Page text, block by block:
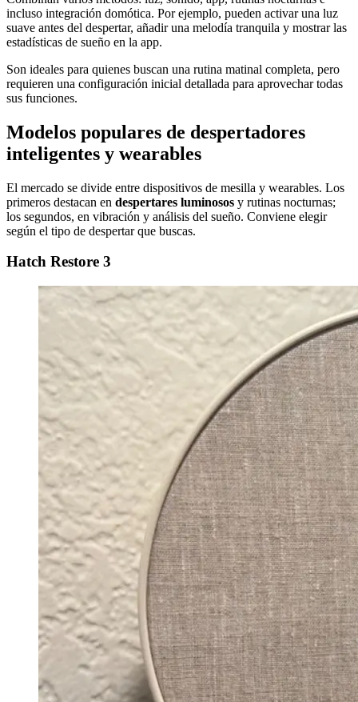
incluso integración domótica. Por ejemplo, pueden activar una luz
suave antes del despertar, añadir una melodía tranquila y mostrar las
estadísticas de sueño en la app.
Son ideales para quienes buscan una rutina matinal completa, pero
requieren una configuración inicial detallada para aprovechar todas
sus funciones.
Modelos populares de despertadores
inteligentes y wearables
El mercado se divide entre dispositivos de mesilla y wearables. Los
primeros destacan en despertares luminosos y rutinas nocturnas;
los segundos, en vibración y análisis del sueño. Conviene elegir
según el tipo de despertar que buscas.
Hatch Restore 3